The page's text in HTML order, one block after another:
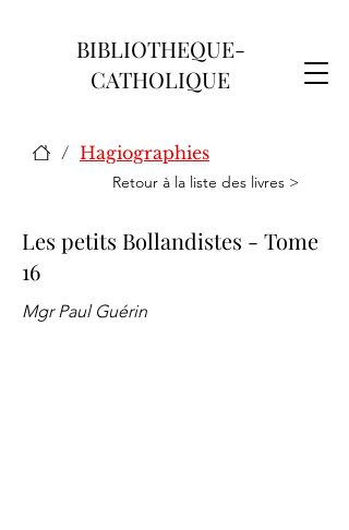
BIBLIOTHEQUE-
CATHOLIQUE
/ Hagiographies
Retour à la liste des livres >
Les petits Bollandistes - Tome
16
Mgr Paul Guérin